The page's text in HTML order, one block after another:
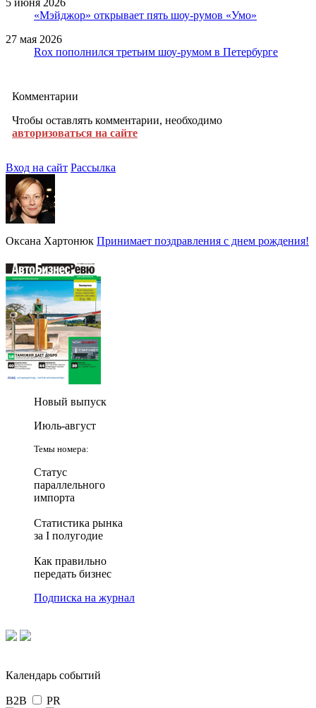
«Мэйджор» открывает пять шоу-румов «Умо»
27 мая 2026
Rox пополнился третьим шоу-румом в Петербурге
Комментарии
Чтобы оставлять комментарии, необходимо
авторизоваться на сайте
Вход на сайт Рассылка
Оксана Хартонюк Принимает поздравления с днем рождения!
Новый выпуск
Июль-август
Темы номера:
Статус
параллельного
импорта
Статистика рынка
за I полугодие
Как правильно
передать бизнес
Подписка на журнал
Календарь событий
B2B PR